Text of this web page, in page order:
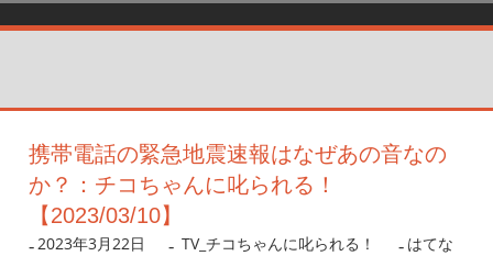
携帯電話の緊急地震速報はなぜあの音なの
か？：チコちゃんに叱られる！
【2023/03/10】
2023年3月22日 nanigoto
TV_チコちゃんに叱られる！
はてな